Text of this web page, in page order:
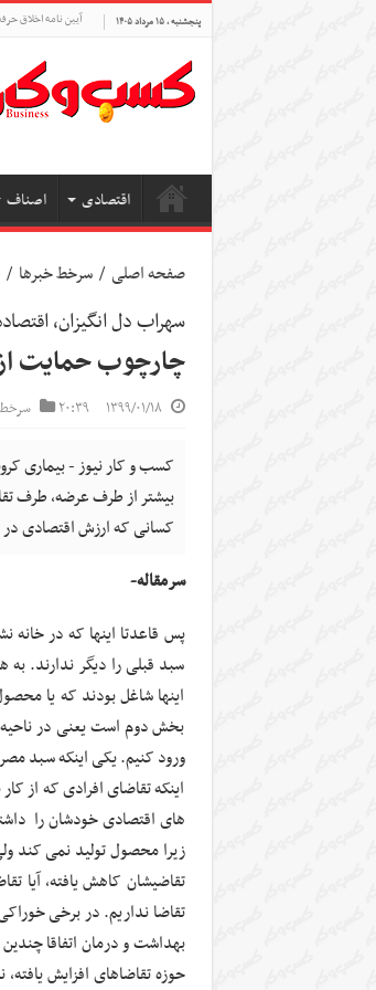
پنجشنبه , ۱۵ مرداد ۱۴۰۵ آیین نامه اخلاق
اقتصادی اصناف
صفحه اصلی / سرخط خبرها /
سهراب دل انگیزان،
چارچوب حمایت از
۱۳۹۹/۰۱/۱۸ ۲۰:۳۹
کسب و کار نیوز - بیماری
بیشتر از طرف عرضه، طرف
کسانی که ارزش اقتصادی در
سرمقاله-
پس قاعدتا اینها که در
سبد قبلی را دیگر ندارند.
اینها شاغل بودند که یا
بخش دوم است یعنی در ناحیه
ورود کنیم. یکی اینکه سبد
اینکه تقاضای افرادی که از
های اقتصادی خودشان را
زیرا محصول تولید نمی کند
تقاضیشان کاهش یافته، آیا
تقاضا نداریم. در برخی
بهداشت و درمان اتفاقا
حوزه تقاضاهای افزایش